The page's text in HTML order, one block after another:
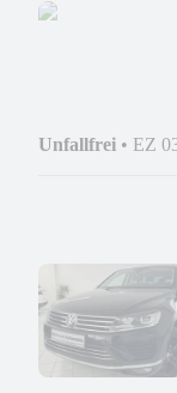
Unfallfrei • EZ